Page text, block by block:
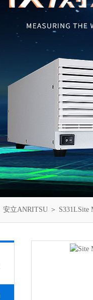
安立ANRITSU ＞ S331LSite